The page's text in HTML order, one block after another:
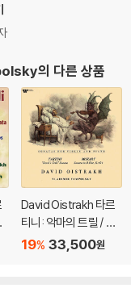
의 다른 상품
David Oistrakh 타르
티니: 악마의 트릴 / 모
차르트: 바이올린 소나
33,500원
19%